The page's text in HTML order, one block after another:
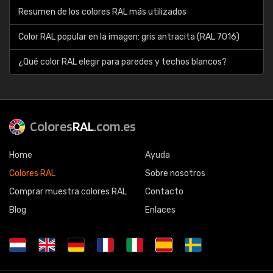
Resumen de los colores RAL más utilizados
Color RAL popular en la imagen: gris antracita (RAL 7016)
¿Qué color RAL elegir para paredes y techos blancos?
ColoresRAL.com.es
Home
Colores RAL
Comprar muestra colores RAL
Blog
Ayuda
Sobre nosotros
Contacto
Enlaces